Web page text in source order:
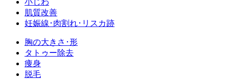
小じわ
肌質改善
妊娠線･肉割れ･リスカ跡
胸の大きさ･形
タトゥー除去
痩身
脱毛